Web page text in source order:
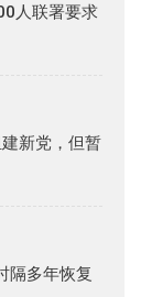
人联署要求
新党，但暂
隔多年恢复